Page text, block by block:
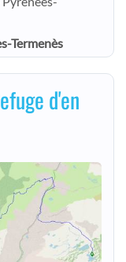
Termenès
d'en